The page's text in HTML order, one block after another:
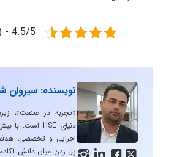
4.5/5 - (2 امتیاز)
   
نویسنده: سیروان
«تجربه در صنعت»،
اجرایی و تخصصی،
پل زدن میان دانشِ